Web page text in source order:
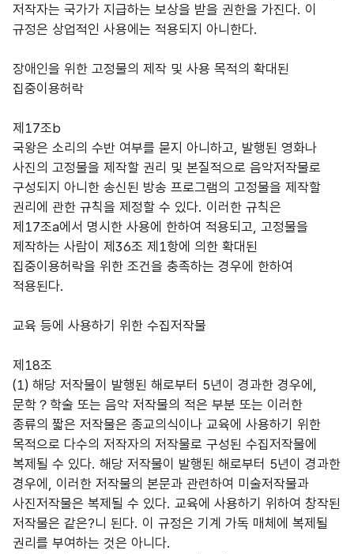
저작자는 국가가 지급하는 보상을 받을 권한을 가진다. 이
규정은 상업적인 사용에는 적용되지 아니한다.
장애인을 위한 고정물의 제작 및 사용 목적의 확대된
집중이용허락
제17조b
국왕은 소리의 수반 여부를 묻지 아니하고, 발행된 영화나
사진의 고정물을 제작할 권리 및 본질적으로 음악저작물로
구성되지 아니한 송신된 방송 프로그램의 고정물을 제작할
권리에 관한 규칙을 제정할 수 있다. 이러한 규칙은
제17조a에서 명시한 사용에 한하여 적용되고, 고정물을
제작하는 사람이 제36조 제1항에 의한 확대된
집중이용허락을 위한 조건을 충족하는 경우에 한하여
적용된다.
교육 등에 사용하기 위한 수집저작물
제18조
(1) 해당 저작물이 발행된 해로부터 5년이 경과한 경우에,
문학？학술 또는 음악 저작물의 적은 부분 또는 이러한
종류의 짧은 저작물은 종교의식이나 교육에 사용하기 위한
목적으로 다수의 저작자의 저작물로 구성된 수집저작물에
복제될 수 있다. 해당 저작물이 발행된 해로부터 5년이 경과한
경우에, 이러한 저작물의 본문과 관련하여 미술저작물과
사진저작물은 복제될 수 있다. 교육에 사용하기 위하여 창작된
저작물은 같은?니 된다. 이 규정은 기계 가독 매체에 복제될
권리를 부여하는 것은 아니다.